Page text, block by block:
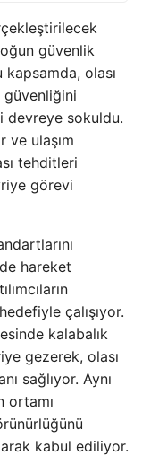
güvenlik
olası
güvenliğini
devreye sokuldu.
ve ulaşım
tehditleri
görevi
hareket
çalışıyor.
kalabalık
gezerek, olası
sağlıyor. Aynı
ortamı
kabul ediliyor.